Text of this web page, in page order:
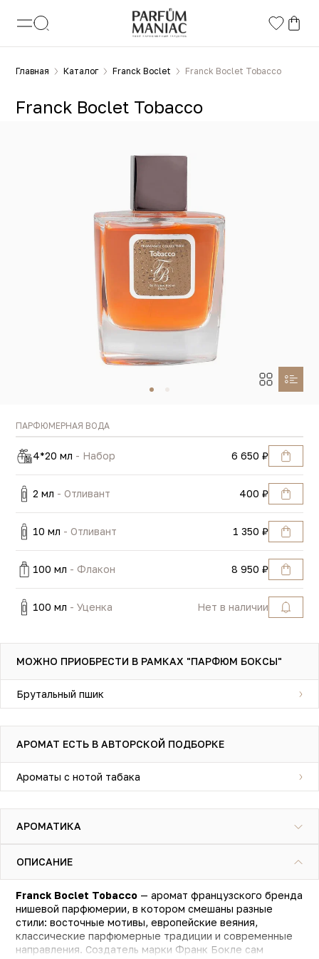
Главная Каталог Franck Boclet Franck Boclet Tobacco
Franck Boclet Tobacco
ПАРФЮМЕРНАЯ ВОДА
4*20 мл - Набор 6 650 ₽
2 мл - Отливант 400 ₽
10 мл - Отливант 1 350 ₽
100 мл - Флакон 8 950 ₽
100 мл - Уценка Нет в наличии
МОЖНО ПРИОБРЕСТИ В РАМКАХ "ПАРФЮМ БОКСЫ"
Брутальный пшик
АРОМАТ ЕСТЬ В АВТОРСКОЙ ПОДБОРКЕ
Ароматы с нотой табака
АРОМАТИКА
ОПИСАНИЕ
Franck Boclet Tobacco — аромат французского бренда
нишевой парфюмерии, в котором смешаны разные
стили: восточные мотивы, европейские веяния,
классические парфюмерные традиции и современные
направления. Создатель марки Франк Бокле сам